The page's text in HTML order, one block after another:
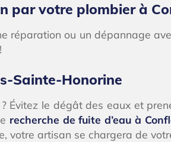
par votre plombier à
réparation ou un dépannage
Sainte-Honorine
Évitez le dégât des eaux et
recherche de fuite d’eau à
votre artisan se chargera de